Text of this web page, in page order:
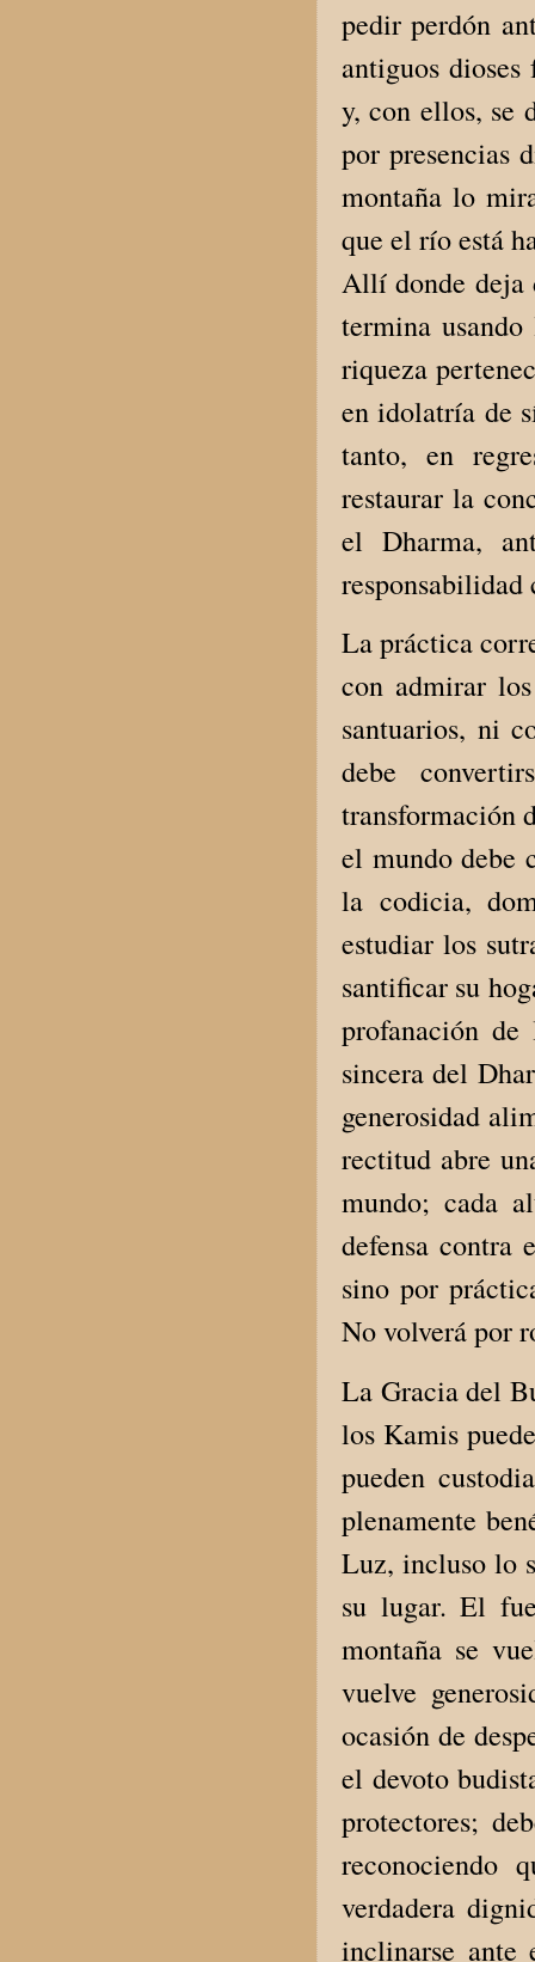
pedir perdón
antiguos
y, con ellos, se
por presencias
montaña lo
que el río está
Allí donde deja
termina
riqueza
en idolatría de
tanto, en
restaurar la
el Dharma,
responsabilidad
La práctica
con admirar
santuarios, ni
debe
transformación
el mundo debe
la codicia,
estudiar los
santificar su
profanación
sincera del
generosidad
rectitud abre
mundo; cada
defensa contra
sino por
No volverá por
La Gracia del
los Kamis
pueden
plenamente
Luz, incluso lo
su lugar. El
montaña se
vuelve
ocasión de
el devoto
protectores;
reconociendo
verdadera
inclinarse ante